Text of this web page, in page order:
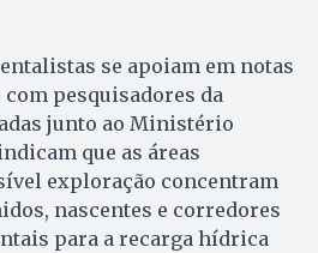
se apoiam em notas
pesquisadores da
junto ao Ministério
que as áreas
exploração concentram
nascentes e corredores
para a recarga hídrica